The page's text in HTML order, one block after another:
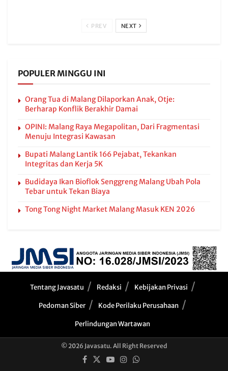
PREV NEXT
POPULER MINGGU INI
Orang Tua di Malang Dilaporkan Anak, Otje:
Berharap Konflik Berakhir Damai
OPINI: Malang Raya Megapolitan, Dari Fragmentasi
Menuju Integrasi Kawasan
Bupati Malang Lantik 166 Pejabat, Tekankan
Integritas dan Kerja 5K
Budidaya Ikan Bioflok Senggreng Malang Ubah Pola
Tebar untuk Tekan Biaya
Tong Tong Night Market Malang Masuk KEN 2026
Tentang Javasatu Redaksi Kebijakan Privasi
Pedoman Siber Kode Perilaku Perusahaan
Perlindungan Wartawan
© 2026 Javasatu. All Right Reserved